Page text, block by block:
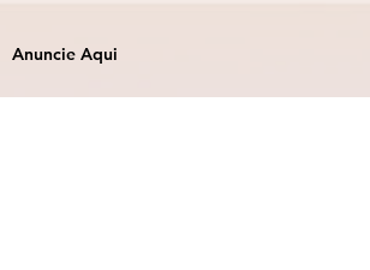
Anuncie Aqui